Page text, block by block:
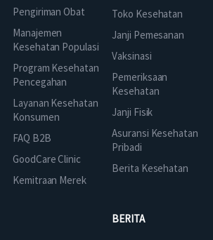
Pengiriman Obat
Manajemen
Kesehatan Populasi
Program Kesehatan
Pencegahan
Layanan Kesehatan
Konsumen
FAQ B2B
GoodCare Clinic
Kemitraan Merek
Toko Kesehatan
Janji Pemesanan
Vaksinasi
Pemeriksaan
Kesehatan
Janji Fisik
Asuransi Kesehatan
Pribadi
Berita Kesehatan
BERITA